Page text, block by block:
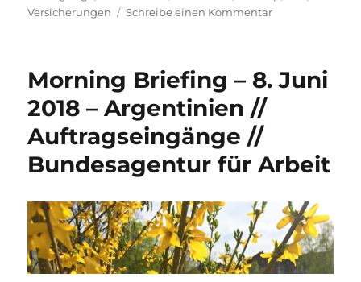
Versicherungen
Schreibe einen Kommentarzu
7.
//
Produktion
D
Morning Briefing – 8. Juni
2018 – Argentinien //
Auftragseingänge //
Bundesagentur für Arbeit